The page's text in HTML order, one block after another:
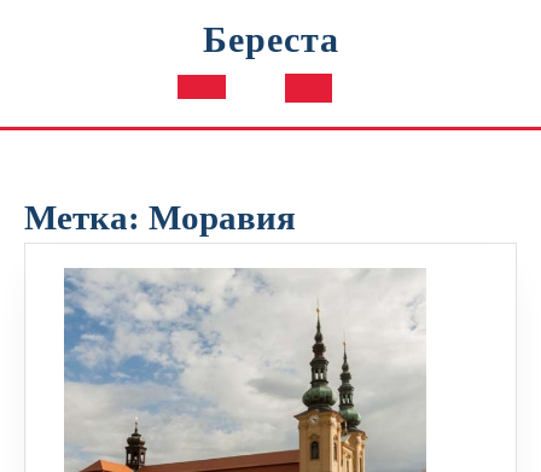
Береста
Кнопка
Метка: Моравия